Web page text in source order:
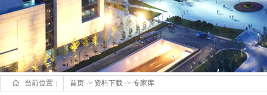
当前位置： 首页 -> 资料下载 -> 专家库